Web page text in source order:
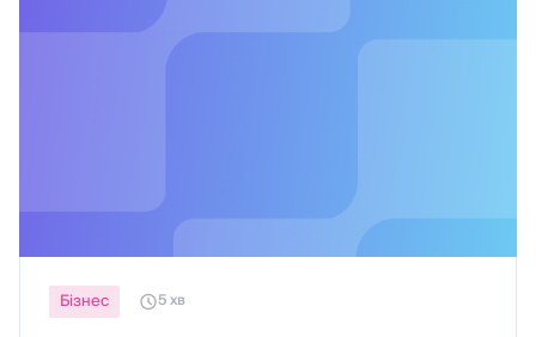
Бізнес 5 хв